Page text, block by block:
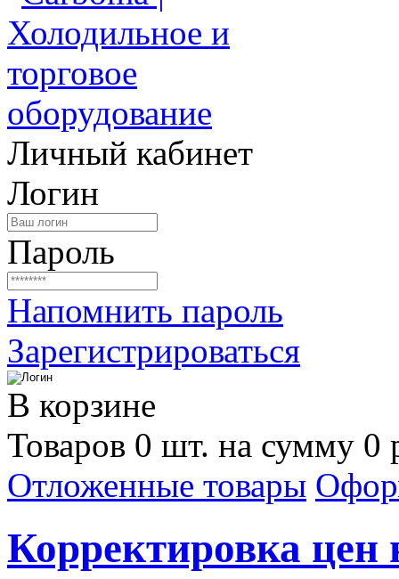
Личный кабинет
Логин
Пароль
Напомнить пароль
Зарегистрироваться
В корзине
Товаров 0 шт. на сумму 0
Отложенные товары
Корректировка цен